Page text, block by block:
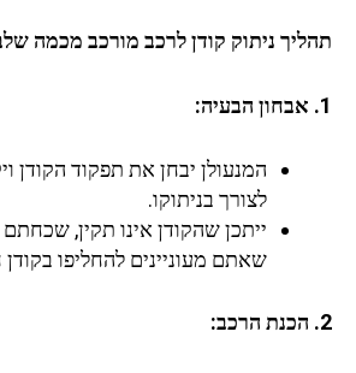
תהליך ניתוק קודן לרכב מורכב מכמה
1. אבחון הבעיה:
המנעולן יבחן את תפקוד הקודן
לצורך בניתוקו.
ייתכן שהקודן אינו תקין,
שאתם מעוניינים להחליפו
2. הכנת הרכב: